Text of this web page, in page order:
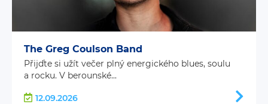
The Greg Coulson Band
Přijďte si užít večer plný energického blues, soulu
a rocku. V berounské...
12.09.2026